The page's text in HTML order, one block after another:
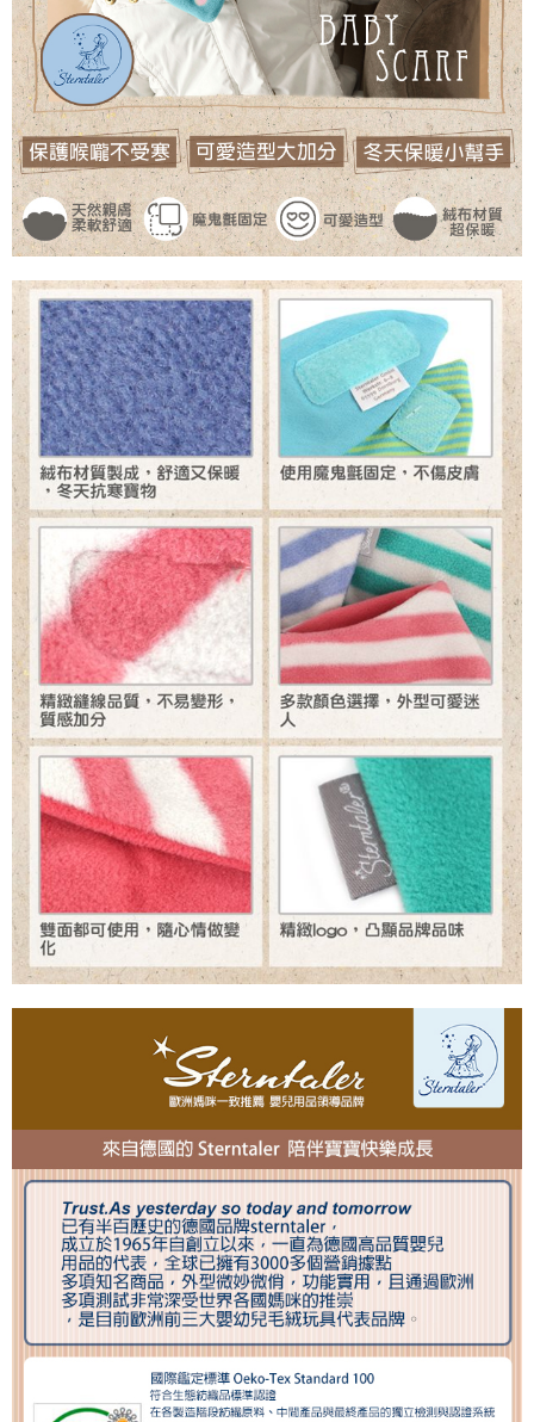
「AFTEE先享後付」，若未經同意申辦者引起之損失，本公司不負相關責
任。
４．使用「AFTEE先享後付」時，將依據個別帳號之用戶狀況，依本公司即
時審查核予不同之上限額度；若仍有額度不足之情形，本公司將視審查結果
請求用戶進行身份認證。
５．嚴禁一人註冊多個帳號或使用他人資訊註冊。若發現惡意使用之情形，
恩沛科技股份有限公司將有權停止該用戶之使用額度並採取法律行動。